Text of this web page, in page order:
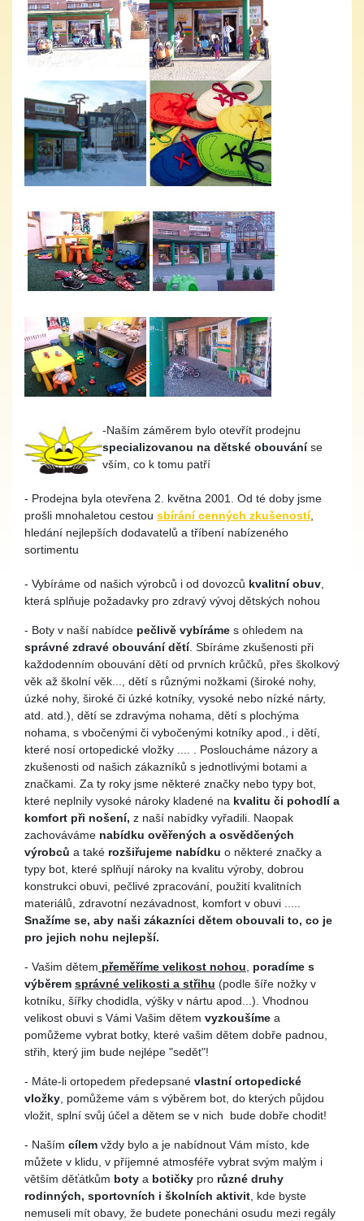
-Naším záměrem bylo otevřít prodejnu
specializovanou na dětské obouváníse
vším, co k tomu patří
- Prodejna byla otevřena 2. května 2001. Od té doby jsme
prošli mnohaletou cestou sbírání cenných zkušeností,
hledání nejlepších dodavatelů a tříbení nabízeného
sortimentu
- Vybíráme od našich výrobců i od dovozců kvalitní obuv
která splňuje požadavky pro zdravý vývoj dětských nohou
- Boty v naší nabídce pečlivě vybíráme s ohledem na
správné zdravé obouvání dětí. Sbíráme zkušenosti při
každodenním obouvání dětí od prvních krůčků, přes školkový
věk až školní věk..., dětí s různými nožkami (široké nohy,
úzké nohy, široké či úzké kotníky, vysoké nebo nízké nárty,
atd. atd.), dětí se zdravýma nohama, dětí s plochýma
nohama, s vbočenými či vybočenými kotníky apod., i dětí,
které nosí ortopedické vložky .... . Posloucháme názory a
zkušenosti od našich zákazníků s jednotlivými botami a
značkami. Za ty roky jsme některé značky nebo typy bot,
které neplnily vysoké nároky kladené na kvalitu či pohodlí a
komfort při nošení, z naší nabídky vyřadili. Naopak
zachováváme nabídku ověřených a osvědčených
výrobců a také rozšiřujeme nabídku o některé značky a
typy bot, které splňují nároky na kvalitu výroby, dobrou
konstrukci obuvi, pečlivé zpracování, použití kvalitních
materiálů, zdravotní nezávadnost, komfort v obuvi .....
Snažíme se, aby naši zákazníci dětem obouvali to, co je
pro jejich nohu nejlepší.
- Vašim dětem přeměříme velikost nohou
poradíme s
výběrem správné velikosti a střihu (podle šíře nožky v
kotníku, šířky chodidla, výšky v nártu apod...). Vhodnou
velikost obuvi s Vámi Vašim dětem vyzkoušíme a
pomůžeme vybrat botky, které vašim dětem dobře padnou,
střih, který jim bude nejlépe "sedět"!
- Máte-li ortopedem předepsané vlastní ortopedické
vložky , pomůžeme vám s výběrem bot, do kterých půjdou
vložit, splní svůj účel a dětem se v nich bude dobře chodit!
- Naším cílem vždy bylo a je nabídnout Vám místo, kde
můžete v klidu, v příjemné atmosféře vybrat svým malým i
větším děťátkům boty a botičky pro různé druhy
rodinných, sportovních i školních aktivit , kde byste
nemuseli mít obavy, že budete ponecháni osudu mezi regály